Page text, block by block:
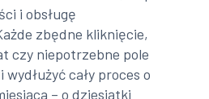
i obsługę
zbędne kliknięcie,
czy niepotrzebne pole
cały proces o
– o dziesiątki